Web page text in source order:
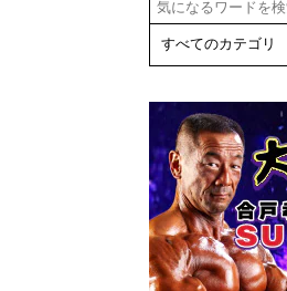
プロ・ミスタ
ー・アメリカ
＜アーネス
＞ プロ・ミス
ター・アメリ
カ＜ビル・グ
ラント＞ プ
ロ・ミスタ
ー・ワールド